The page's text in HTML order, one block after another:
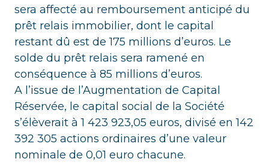
sera affecté au remboursement anticipé du
prêt relais immobilier, dont le capital
restant dû est de 175 millions d’euros. Le
solde du prêt relais sera ramené en
conséquence à 85 millions d’euros.
A l’issue de l’Augmentation de Capital
Réservée, le capital social de la Société
s’élèverait à 1 423 923,05 euros, divisé en 142
392 305 actions ordinaires d’une valeur
nominale de 0,01 euro chacune.